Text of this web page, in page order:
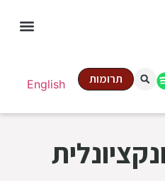
English תרומות